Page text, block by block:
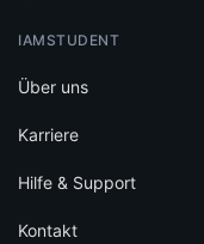
IAMSTUDENT
Über uns
Karriere
Hilfe & Support
Kontakt